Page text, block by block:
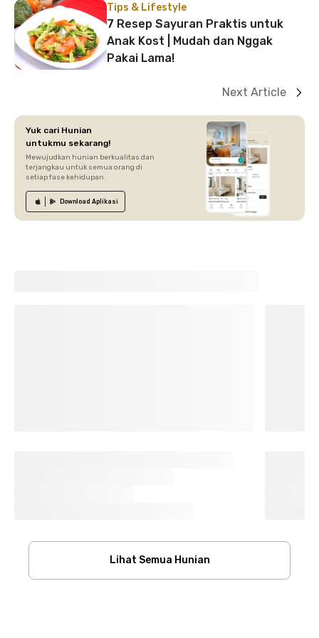
Tips & Lifestyle
7 Resep Sayuran Praktis untuk
Anak Kost | Mudah dan Nggak
Pakai Lama!
Next Article
Yuk cari Hunian
untukmu sekarang!
Mewujudkan hunian berkualitas dan
terjangkau untuk semua orang di
setiap fase kehidupan.
Download Aplikasi
Lihat Semua Hunian